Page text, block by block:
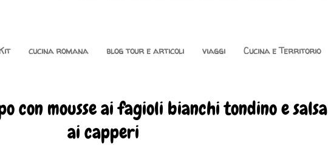
cucina romana blog tour e articoli viaggi Cucina e Territorio
con mousse ai fagioli bianchi tondino e salsa
ai capperi